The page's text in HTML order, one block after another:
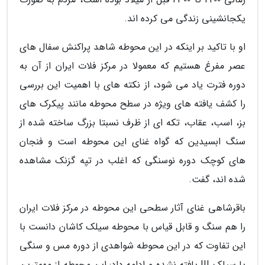
یکجانشینی زندگی می کرده اند.
او با تاکید بر اینکه در این محوطه شاهد پراکنش سفال های
عصر مفرغ هستیم که معمولا در مرکز فلات ایران از آن به
دوره فترت یاد می شود، از نکته های با اهمیت این بررسی
را کشف یافته های ویژه در سطح محوطه مانند پیکرک های
بز، اسب، عقاب، تکه ای از ظرف نسبتا بزرگ ساخته شده از
سنگ ابسیدین که گواه غنای این محوطه است و فنجان
های کوچک دوره نوسنگی که اغلب در تپه گزنک مشاهده
شده اند، گفت.
باقرشاهی غنای آثار سطحی این محوطه در مرکز فلات ایران
را هم سنگ و قابل قیاس با محوطه سیلک کاشان دانست با
این تفاوت که در این محوطه شواهدی از دوره مس و سنگی